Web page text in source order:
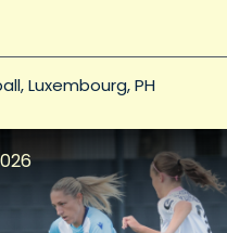
Luxembourg PH